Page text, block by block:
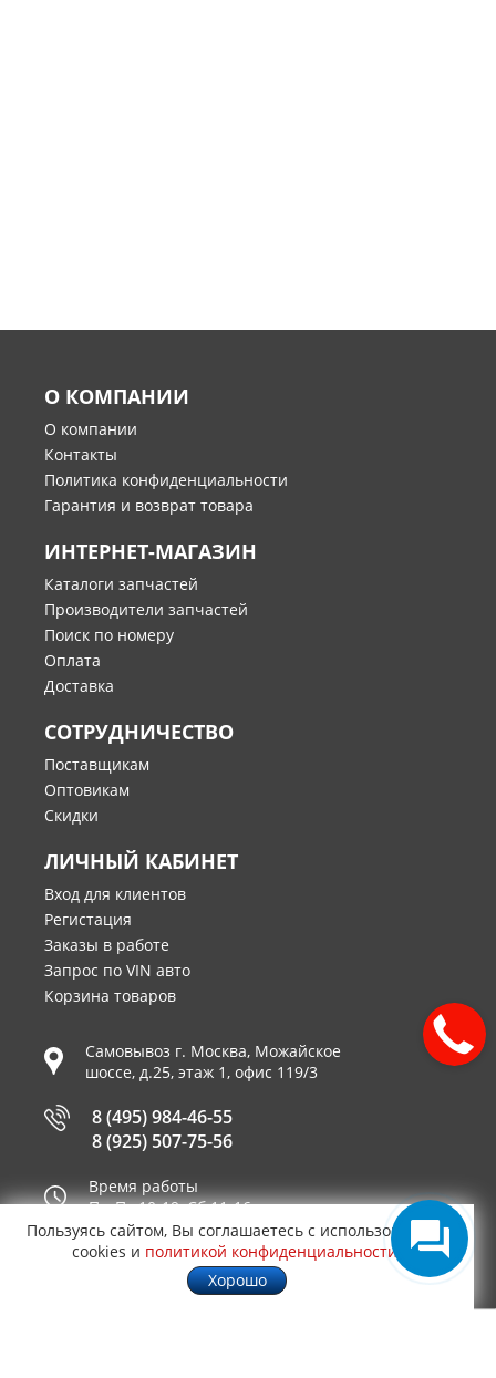
О КОМПАНИИ
О компании
Контакты
Политика конфиденциальности
Гарантия и возврат товара
ИНТЕРНЕТ-МАГАЗИН
Каталоги запчастей
Производители запчастей
Поиск по номеру
Оплата
Доставка
СОТРУДНИЧЕСТВО
Поставщикам
Оптовикам
Скидки
ЛИЧНЫЙ КАБИНЕТ
Вход для клиентов
Регистация
Заказы в работе
Запрос по VIN авто
Корзина товаров
Самовывоз г. Москва, Можайское
шоссе, д.25, этаж 1, офис 119/3
8 (495) 984-46-55
8 (925) 507-75-56
Время работы
Пн-Пт 10-19, Сб 11-16
Принимаем к оплате
Пользуясь сайтом, Вы соглашаетесь с использованием
cookies и политикой конфиденциальности
Хорошо